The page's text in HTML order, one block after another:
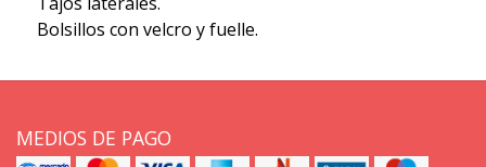
Bolsillos con velcro y fuelle.
MEDIOS DE PAGO